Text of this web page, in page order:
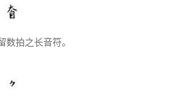
拍之长音符。